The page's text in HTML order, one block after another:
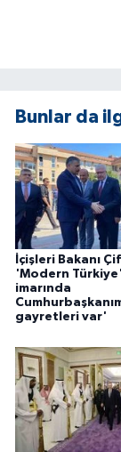
Bunlar da
İçişleri Bakanı
'Modern
imarında
gayretleri var'